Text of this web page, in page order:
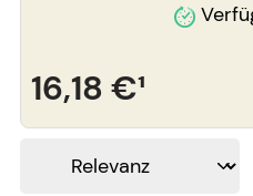
16,18 €¹